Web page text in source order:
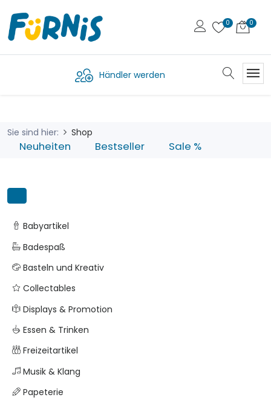
Händler werden
Sie sind hier: Shop
Neuheiten Bestseller Sale %
Babyartikel
Badespaß
Basteln und Kreativ
Collectables
Displays & Promotion
Essen & Trinken
Freizeitartikel
Musik & Klang
Papeterie